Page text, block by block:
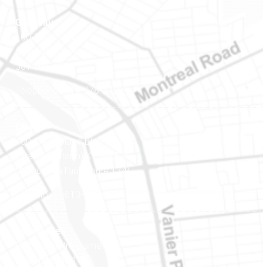
Gatineau
100-200, rue Montcalm
Gatineau (Québec)
J8Y 3B5
Téléphone : 819-778-2428
400-1420, place Blair Towers
Ottawa (Ontario) K1J 9L8
(Adjacent à l’autoroute 174)
Téléphone : 613-745-8387
Est ontarien
888, rue Notre-Dame
Case postale 101